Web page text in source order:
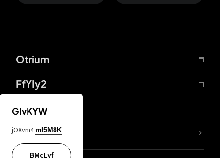
Otrium
FfYIy2
DDcvSo
GIvKYW
jOXvm4 mI5M8K
BMcLyf